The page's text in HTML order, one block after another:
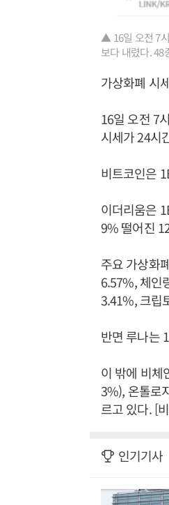
▲ 16일 오전 7
보다 내렸다. 48
가상화폐 시
16일 오전 7
시세가 24시
비트코인은
이더리움은
9% 떨어진
주요 가상화
6.57%, 체인
3.41%, 크립
반면 루나는
이 밖에 비체
3%), 온톨로
르고 있다. [
인기기사